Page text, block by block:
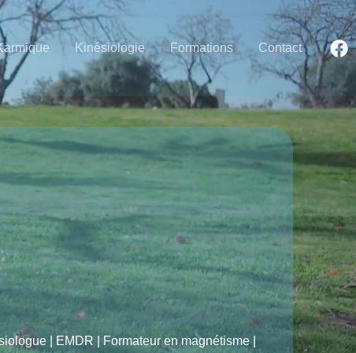
Kinésiologie Formations Contact
| EMDR | Formateur en magnétisme |